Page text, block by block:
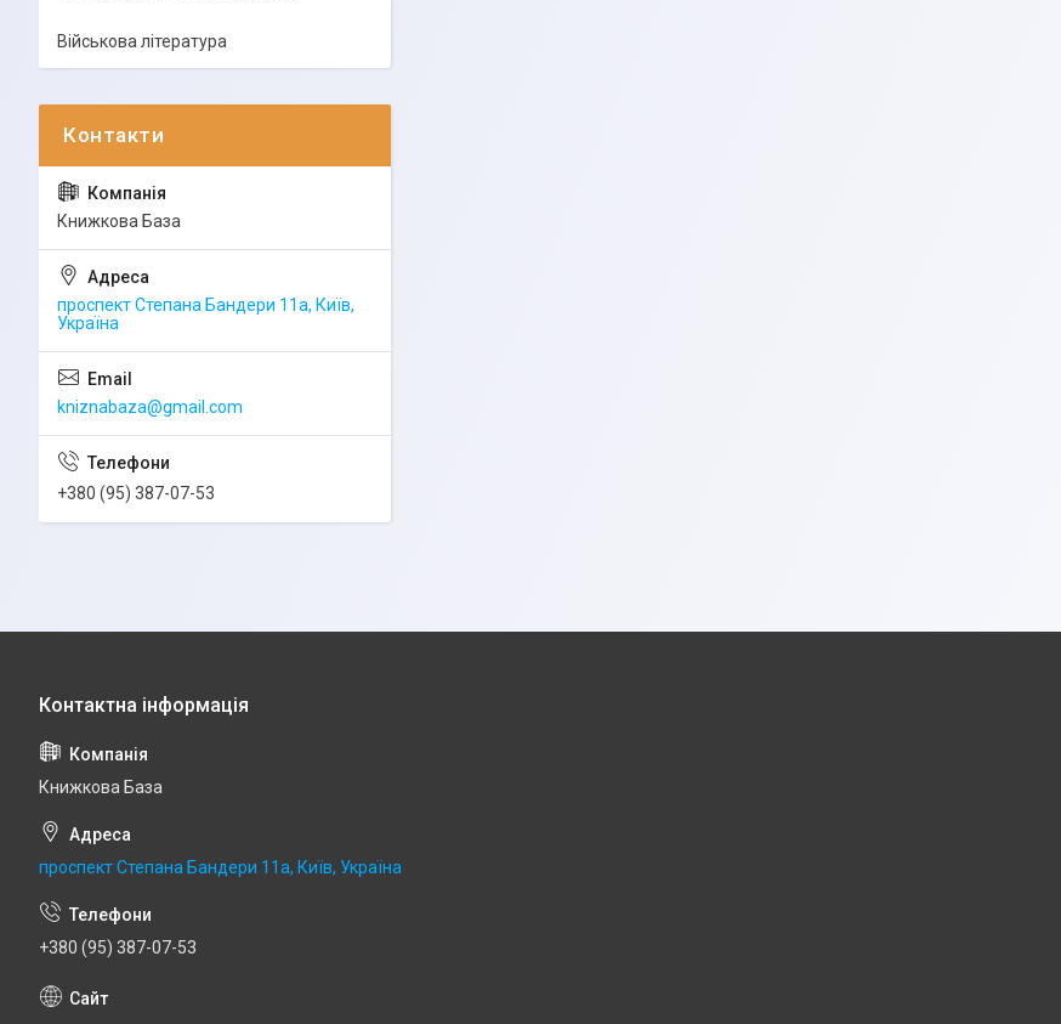
Військова література
Книжкова База
проспект Степана Бандери 11а, Київ,
Україна
kniznabaza@gmail.com
+380 (95) 387-07-53
Книжкова База
проспект Степана Бандери 11а, Київ, Україна
+380 (95) 387-07-53